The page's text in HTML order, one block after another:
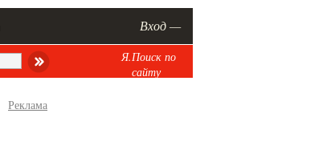
Вход —
Я.Поиск по
сайту
Реклама